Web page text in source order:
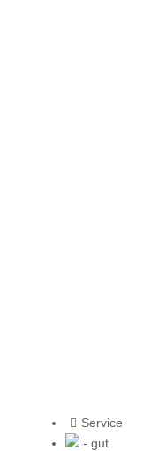
Service
- gut